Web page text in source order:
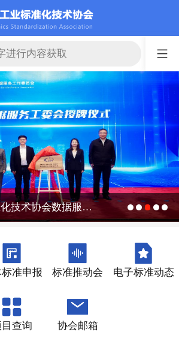
中国电子工业标准化技术协会数据服务工作委员会成立大会在京顺利召开
标准申报 标准推动会 电子标准动态
查询 协会邮箱